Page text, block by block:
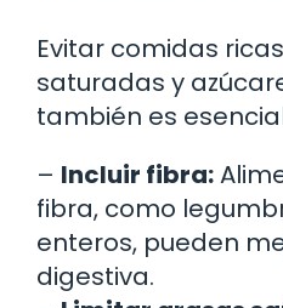
Evitar comidas
saturadas y
también es
– Incluir fibra:
fibra, como
enteros, pueden
digestiva.